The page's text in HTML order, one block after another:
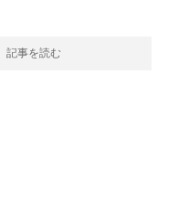
記事を読む